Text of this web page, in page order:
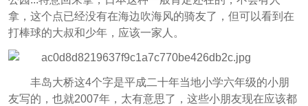
拿，这个点已经没有在海边吹海风的骑友了，但可以看到在
打棒球的大叔和少年，应该一家人。
丰岛大桥这4个字是平成二十年当地小学六年级的小朋
友写的，也就2007年，太有意思了，这些小朋友现在应该都